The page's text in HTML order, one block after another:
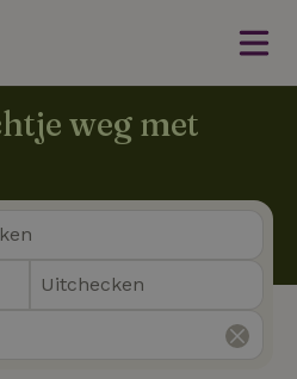
weg met